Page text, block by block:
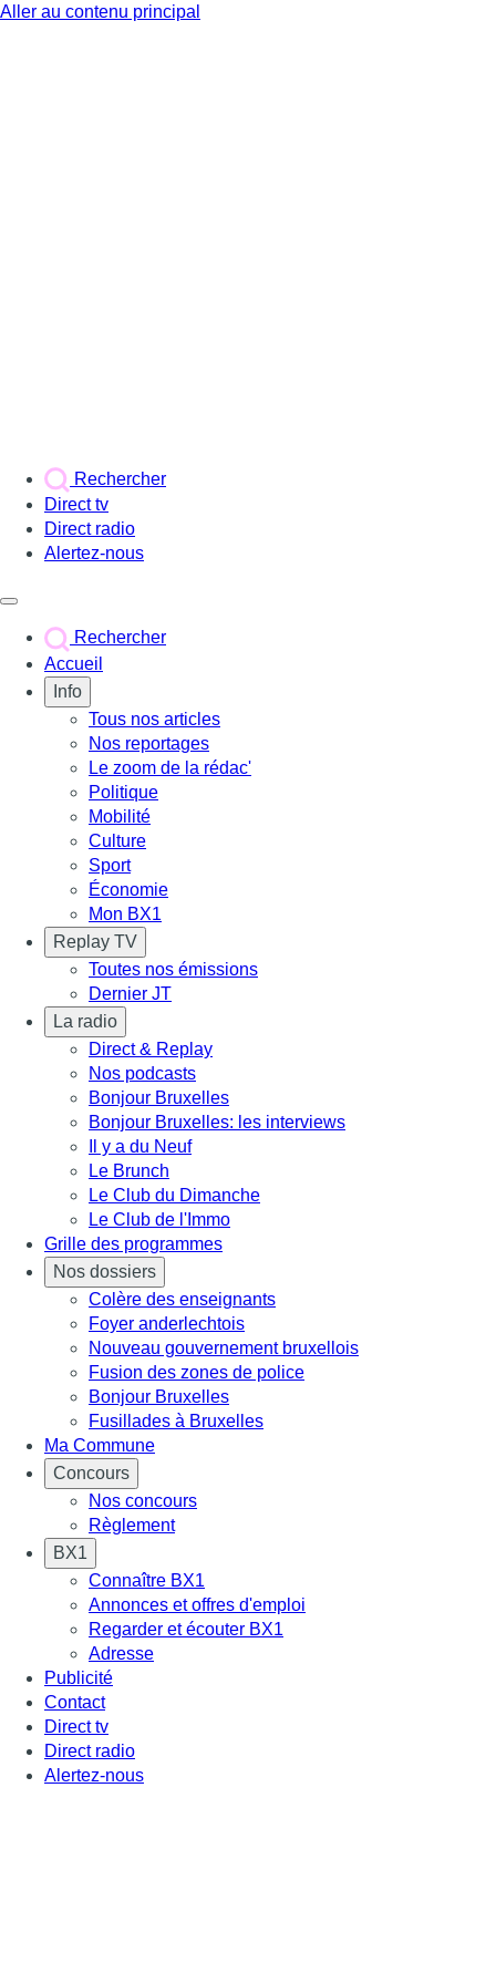
Aller au contenu principal
Rechercher
Direct tv
Direct radio
Alertez-nous
Rechercher
Accueil
Info
Tous nos articles
Nos reportages
Le zoom de la rédac'
Politique
Mobilité
Culture
Sport
Économie
Mon BX1
Replay TV
Toutes nos émissions
Dernier JT
La radio
Direct & Replay
Nos podcasts
Bonjour Bruxelles
Bonjour Bruxelles: les interviews
Il y a du Neuf
Le Brunch
Le Club du Dimanche
Le Club de l'Immo
Grille des programmes
Nos dossiers
Colère des enseignants
Foyer anderlechtois
Nouveau gouvernement bruxellois
Fusion des zones de police
Bonjour Bruxelles
Fusillades à Bruxelles
Ma Commune
Concours
Nos concours
Règlement
BX1
Connaître BX1
Annonces et offres d'emploi
Regarder et écouter BX1
Adresse
Publicité
Contact
Direct tv
Direct radio
Alertez-nous